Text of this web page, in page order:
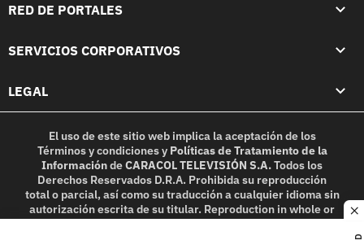
RED DE PORTALES
SERVICIOS CORPORATIVOS
LEGAL
El uso de este sitio web implica la aceptación de los
Términos y condicionesy Políticas de Tratamiento de la
InformacióndeCARACOL TELEVISIÓN S.A.Todos los
Derechos Reservados D.R.A. Prohibida su reproducción
total o parcial, así como su traducción a cualquier idioma sin
autorización escrita de su titular. Reproduction in whole or
in part, or translation without written permission is